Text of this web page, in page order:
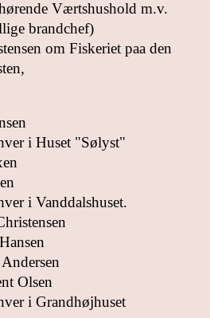
Værtshushold m.v.
brandchef)
om Fiskeriet paa den
Sørensen
i Huset "Sølyst"
Jørgensen
i Vanddalshuset.
Olsen
i Grandhøjhuset